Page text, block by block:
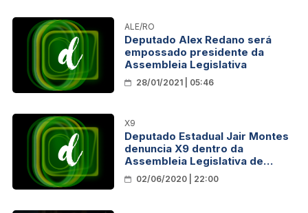
ALE/RO
Deputado Alex Redano será
empossado presidente da
Assembleia Legislativa
28/01/2021 | 05:46
X9
Deputado Estadual Jair Montes
denuncia X9 dentro da
Assembleia Legislativa de
Rondônia; Confira vídeo
02/06/2020 | 22:00